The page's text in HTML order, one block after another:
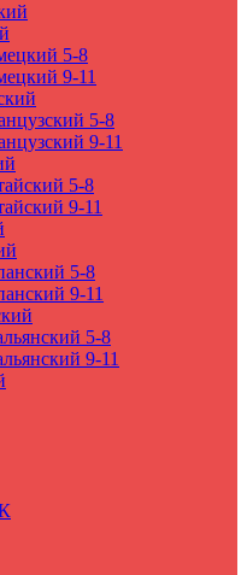
5-8
9-11
5-8
9-11
5-8
9-11
5-8
9-11
5-8
9-11